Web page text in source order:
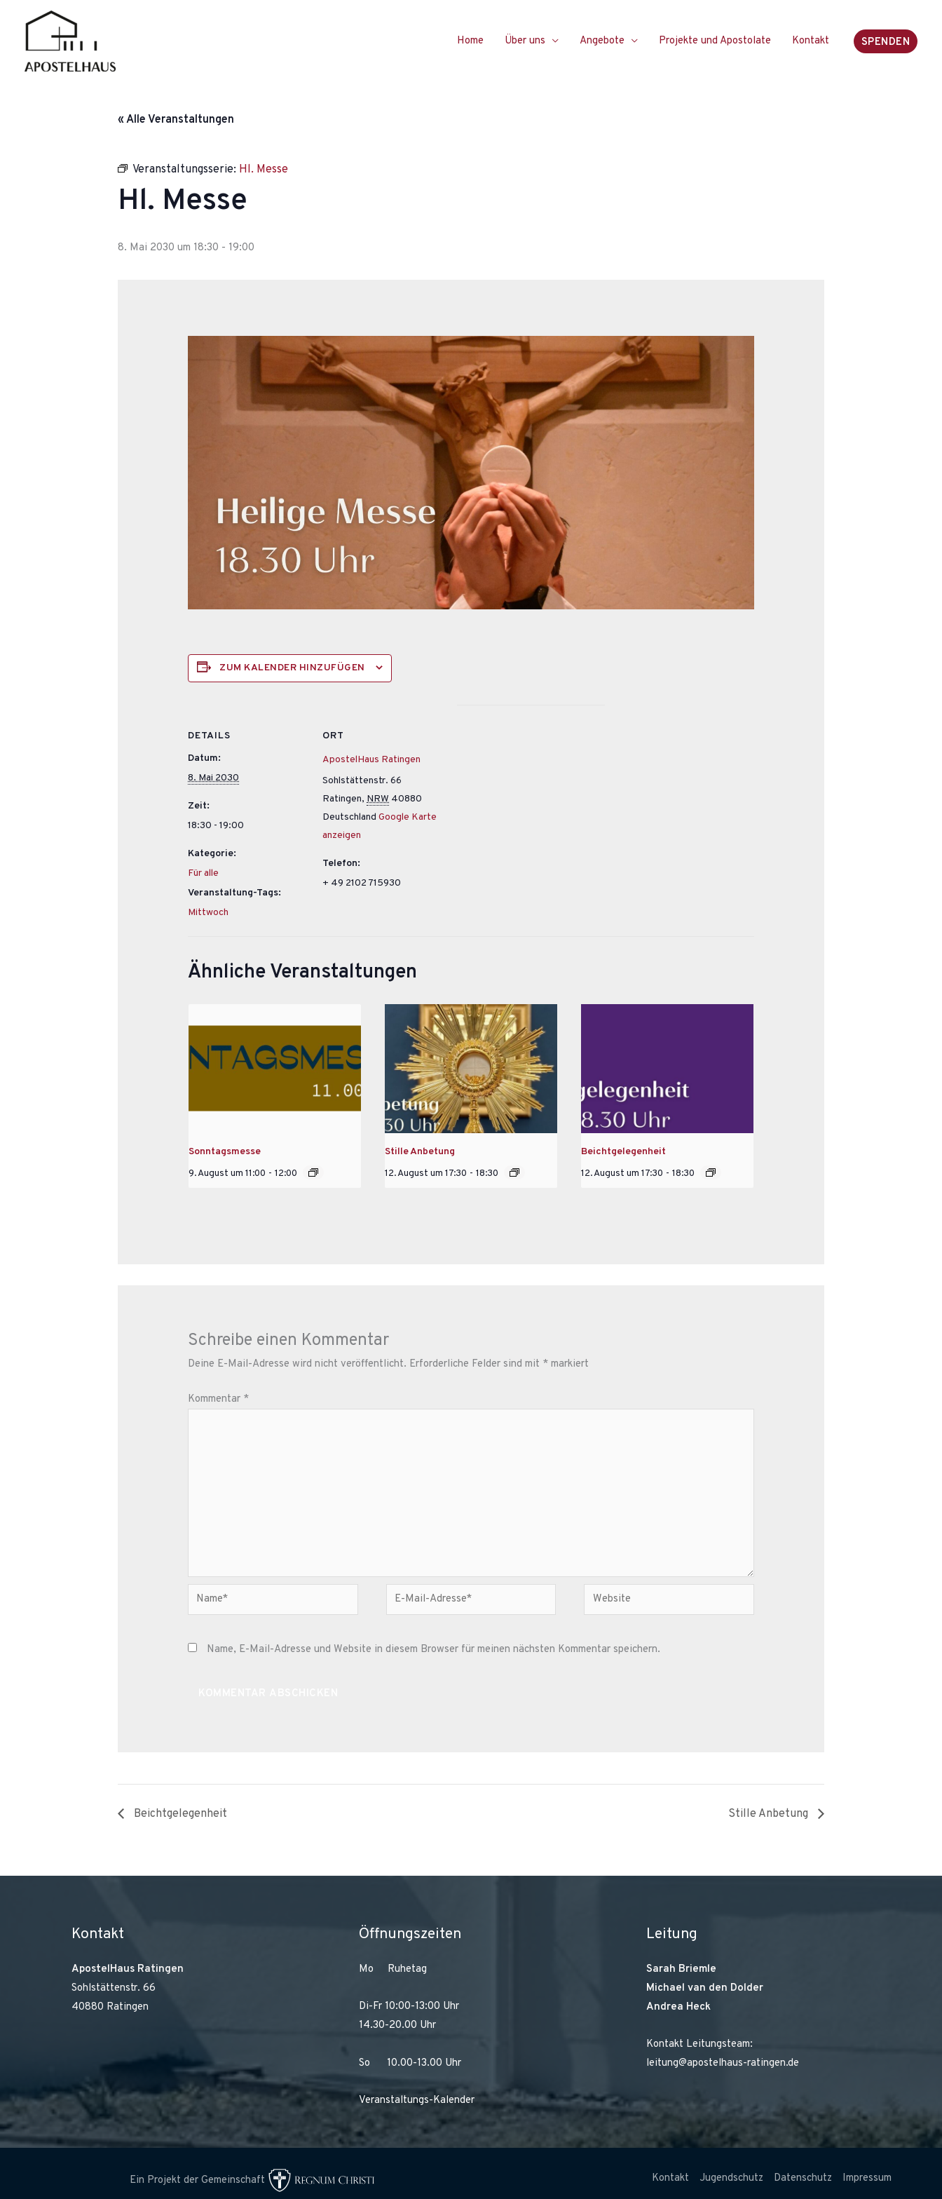
Inhalt
springen
Home Über uns Angebote Projekte und Apostolate Kontakt SPENDEN
« Alle Veranstaltungen
Veranstaltungsserie: Hl. Messe
Hl. Messe
8. Mai 2030 um 18:30 - 19:00
ZUM KALENDER HINZUFÜGEN
DETAILS
Datum:
8. Mai 2030
Zeit:
18:30 - 19:00
Kategorie:
Für alle
Veranstaltung-Tags:
Mittwoch
ORT
ApostelHaus Ratingen
Sohlstättenstr. 66
Ratingen, NRW 40880
Deutschland Google Karte
anzeigen
Telefon:
+ 49 2102 715930
Ähnliche Veranstaltungen
Sonntagsmesse
9. August um 11:00 - 12:00
Stille Anbetung
12. August um 17:30 - 18:30
Beichtgelegenheit
12. August um 17:30 - 18:30
Schreibe einen Kommentar
Deine E-Mail-Adresse wird nicht veröffentlicht. Erforderliche Felder sind mit * markiert
Kommentar *
Name*
E-
Mail-
Website
Name, E-Mail-Adresse und Website in diesem Browser für meinen nächsten Kommentar speichern.
Beichtgelegenheit Stille Anbetung
Kontakt
ApostelHaus Ratingen
Sohlstättenstr. 66
40880 Ratingen
Öffnungszeiten
Mo Ruhetag
Di-Fr 10:00-13:00 Uhr
14.30-20.00 Uhr
So 10.00-13.00 Uhr
Veranstaltungs-Kalender
Leitung
Sarah Briemle
Michael van den Dolder
Andrea Heck
Kontakt Leitungsteam:
leitung@apostelhaus-ratingen.de
Ein Projekt der Gemeinschaft Kontakt Jugendschutz Datenschutz Impressum